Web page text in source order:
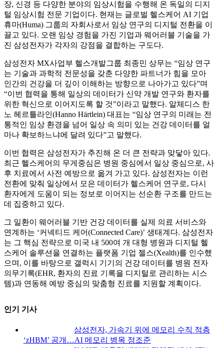
장, 신경 등 다양한 분야의 임상시험을 수행해 온 독일의 디지
털 임상시험 전문 기업이다. 현재는 글로벌 헬스케어 AI 기업
휴마(Huma) 그룹의 자회사로서 임상 연구의 디지털 전환을 이
끌고 있다. 오랜 임상 경험을 가진 기업과 웨어러블 기술을 가
진 삼성전자가 각자의 강점을 결합하는 구도다.
삼성전자 MX사업부 헬스개발그룹 최종민 상무는 “임상 연구
는 기술과 과학적 전문성을 갖춘 다양한 파트너가 힘을 모아
인간의 건강을 더 깊이 이해하는 방향으로 나아가고 있다”며
“이번 협력을 통해 일상의 데이터가 신약 개발 연구와 환자를
위한 혁신으로 이어지도록 할 것”이라고 말했다. 알체디스 한
노 헤르틀라인(Hanno Härtlein) 대표는 “임상 연구의 미래는 전
통적인 임상 환경을 넘어 일상 속 의미 있는 건강 데이터를 얼
마나 확보하느냐에 달려 있다”고 말했다.
이번 협력은 삼성전자가 추진해 온 더 큰 전략과 맞닿아 있다.
최근 헬스케어의 무게중심은 병원 중심에서 일상 중심으로, 사
후 치료에서 사전 예방으로 옮겨 가고 있다. 삼성전자는 이런
전환에 맞춰 일상에서 모은 데이터가 헬스케어 연구로, 다시
환자에게 도움이 되는 정보로 이어지는 선순환 구조를 만드는
데 집중하고 있다.
그 일환이 웨어러블 기반 건강 데이터를 실제 의료 서비스와
연계하는 ‘커넥티드 케어(Connected Care)’ 생태계다. 삼성전자
는 그 핵심 전략으로 미국 내 500여 개 대형 병원과 디지털 헬
스케어 솔루션을 연결하는 플랫폼 기업 젤스(Xealth)를 인수했
으며, 이를 바탕으로 갤럭시 기기의 건강 데이터를 병원 전자
의무기록(EHR, 환자의 진료 기록을 디지털로 관리하는 시스
템)과 연동해 예방 중심의 맞춤형 진료를 지원할 계획이다.
인기 기사
삼성전자, 가속기 위에 메모리 수직 적층
‘zHBM’ 공개…AI 메모리 병목 정조준